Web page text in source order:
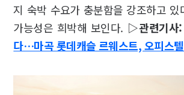
지 숙박 수요가 충분함을 강조하고 있
가능성은 희박해 보인다. ▷관련기사:
다…마곡 롯데캐슬 르웨스트, 오피스